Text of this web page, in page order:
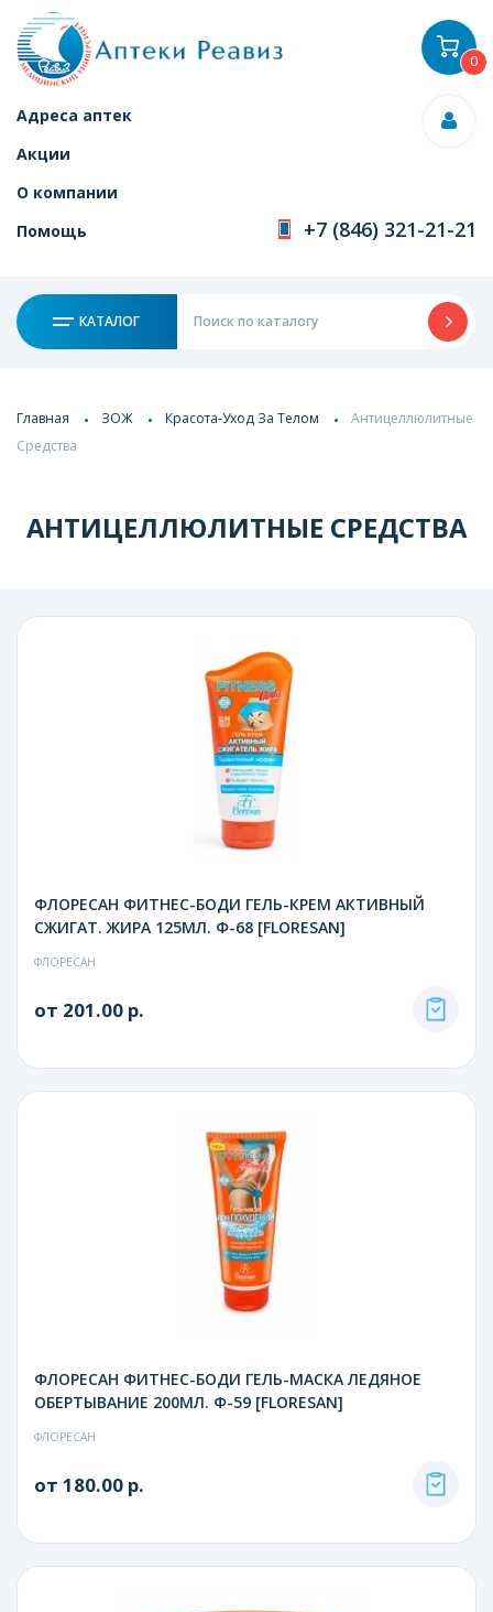
Адреса аптек
Акции
О компании
Помощь
+7 (846) 321-21-21
КАТАЛОГ
0
Главная ЗОЖ Красота-Уход За Телом
Антицеллюлитные
Средства
АНТИЦЕЛЛЮЛИТНЫЕ СРЕДСТВА
ФЛОРЕСАН ФИТНЕС-БОДИ ГЕЛЬ-КРЕМ АКТИВНЫЙ
СЖИГАТ. ЖИРА 125МЛ. Ф-68 [FLORESAN]
ФЛОРЕСАН
от 201.00 р.
ФЛОРЕСАН ФИТНЕС-БОДИ ГЕЛЬ-МАСКА ЛЕДЯНОЕ
ОБЕРТЫВАНИЕ 200МЛ. Ф-59 [FLORESAN]
ФЛОРЕСАН
от 180.00 р.